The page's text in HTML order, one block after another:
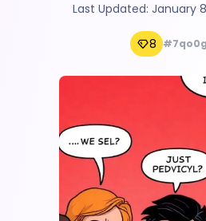
Last Updated: January
8